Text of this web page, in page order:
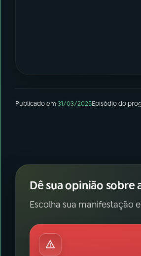
Publicado em31/03/2025Episódiodo
Dê sua opinião sobre
Escolha sua manifestação